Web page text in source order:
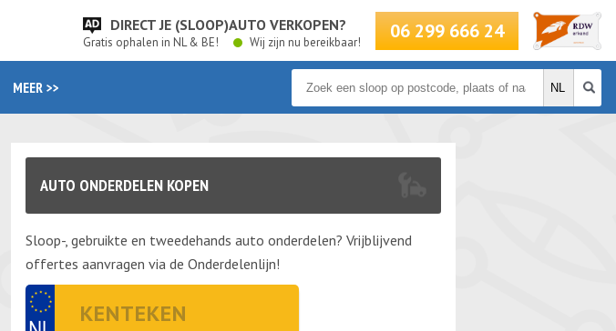
DIRECT JE (SLOOP)AUTO VERKOPEN?
Gratis ophalen in NL & BE! Wij zijn nu bereikbaar! 06 299 666 24
MEER >>
AUTO ONDERDELEN KOPEN
Sloop-, gebruikte en tweedehands auto onderdelen? Vrijblijvend
offertes aanvragen via de Onderdelenlijn!